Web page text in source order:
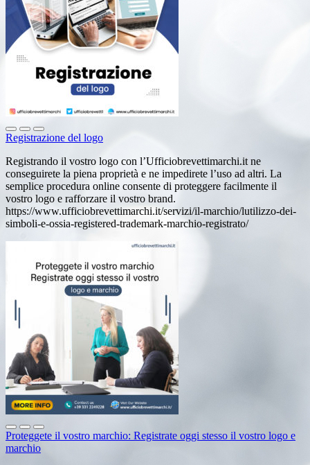
Registrazione del logo
Registrando il vostro logo con l’Ufficiobrevettimarchi.it ne
conseguirete la piena proprietà e ne impedirete l’uso ad altri. La
semplice procedura online consente di proteggere facilmente il
vostro logo e rafforzare il vostro brand.
https://www.ufficiobrevettimarchi.it/servizi/il-marchio/lutilizzo-dei-
simboli-e-ossia-registered-trademark-marchio-registrato/
Proteggete il vostro marchio: Registrate oggi stesso il vostro logo e
marchio